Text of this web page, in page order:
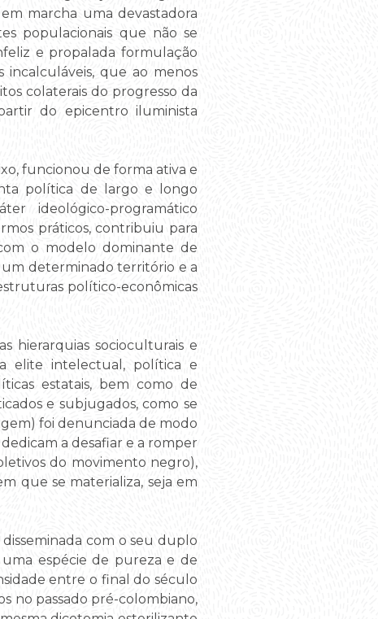
marcha uma devastadora
populacionais que não se
e propalada formulação
incalculáveis, que ao menos
colaterais do progresso da
do epicentro iluminista
funcionou de forma ativa e
política de largo e longo
ideológico-programático
práticos, contribuiu para
o modelo dominante de
um determinado território e a
político-econômicas
hierarquias socioculturais e
elite intelectual, política e
estatais, bem como de
e subjugados, como se
foi denunciada de modo
a desafiar e a romper
do movimento negro),
que se materializa, seja em
com o seu duplo
uma espécie de pureza e de
entre o final do século
no passado pré-colombiano,